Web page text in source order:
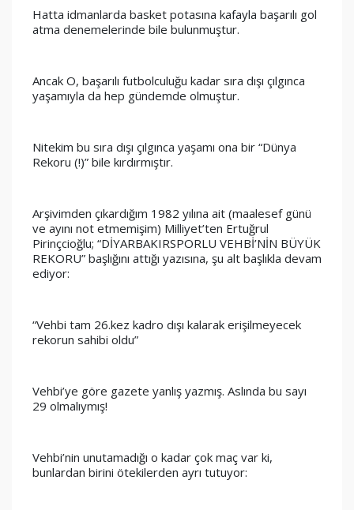
Hatta idmanlarda basket potasına kafayla başarılı gol
atma denemelerinde bile bulunmuştur.
Ancak O, başarılı futbolculuğu kadar sıra dışı çılgınca
yaşamıyla da hep gündemde olmuştur.
Nitekim bu sıra dışı çılgınca yaşamı ona bir “Dünya
Rekoru (!)” bile kırdırmıştır.
Arşivimden çıkardığım 1982 yılına ait (maalesef günü
ve ayını not etmemişim) Milliyet’ten Ertuğrul
Pirinçcioğlu; “DİYARBAKIRSPORLU VEHBİ’NİN BÜYÜK
REKORU” başlığını attığı yazısına, şu alt başlıkla devam
ediyor:
“Vehbi tam 26.kez kadro dışı kalarak erişilmeyecek
rekorun sahibi oldu”
Vehbi’ye göre gazete yanlış yazmış. Aslında bu sayı
29 olmalıymış!
Vehbi’nin unutamadığı o kadar çok maç var ki,
bunlardan birini ötekilerden ayrı tutuyor: